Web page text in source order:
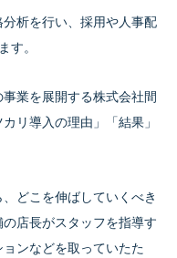
分析を行い、採用や人事配
す。
業を展開する株式会社間
リ導入の理由」「結果」
どこを伸ばしていくべき
店長がスタッフを指導す
ンなどを取っていたた